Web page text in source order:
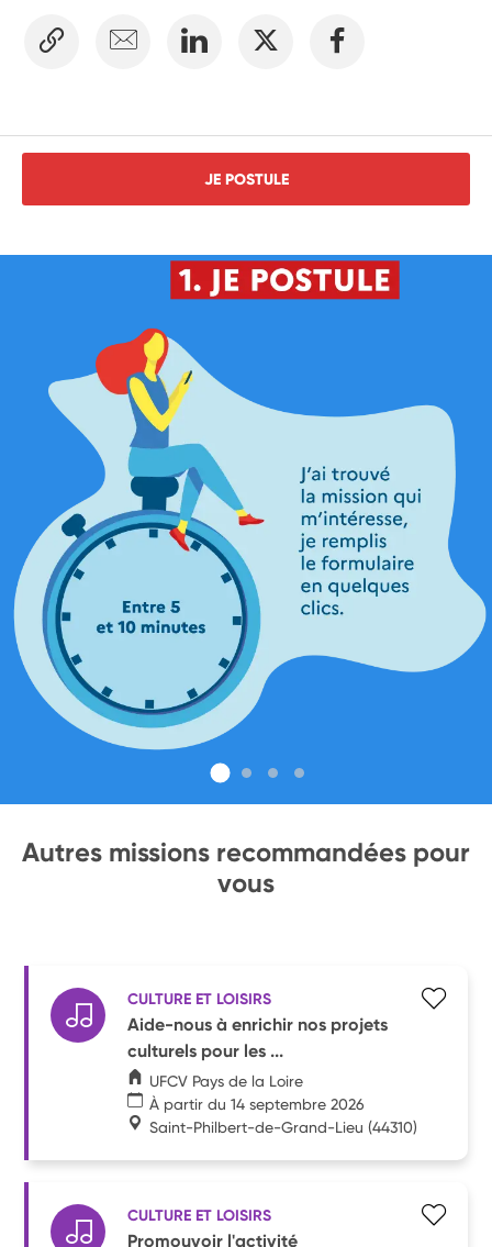
JE POSTULE
Autres missions recommandées pour
vous
CULTURE ET LOISIRS
Aide-nous à enrichir nos projets
culturels pour les ...
UFCV Pays de la Loire
À partir du 14 septembre 2026
Saint-Philbert-de-Grand-Lieu (44310)
CULTURE ET LOISIRS
Promouvoir l'activité